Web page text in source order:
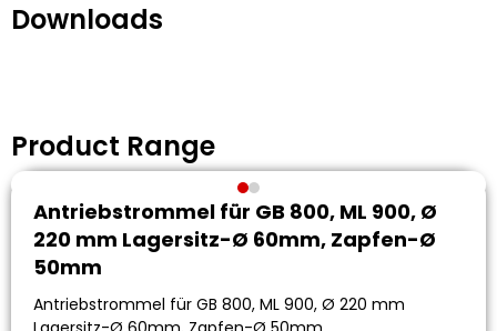
Downloads
Product Range
Antriebstrommel für GB 800, ML 900, Ø
220 mm Lagersitz-Ø 60mm, Zapfen-Ø
50mm
Antriebstrommel für GB 800, ML 900, Ø 220 mm